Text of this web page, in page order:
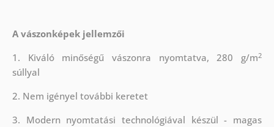
A vászonképek jellemzői
1. Kiváló minőségű vászonra nyomtatva, 280 g/m2
súllyal
2. Nem igényel további keretet
3. Modern nyomtatási technológiával készül - magas